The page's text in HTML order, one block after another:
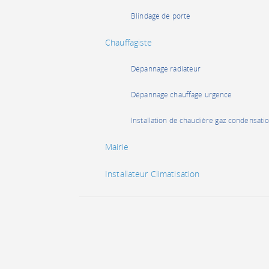
Blindage de porte
Chauffagiste
Dépannage radiateur
Dépannage chauffage urgence
Installation de chaudière gaz
Mairie
Installateur Climatisation